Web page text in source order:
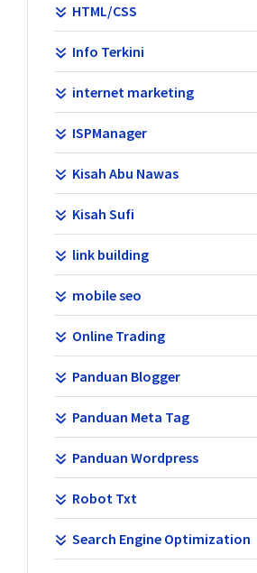
HTML/CSS
Info Terkini
internet marketing
ISPManager
Kisah Abu Nawas
Kisah Sufi
link building
mobile seo
Online Trading
Panduan Blogger
Panduan Meta Tag
Panduan Wordpress
Robot Txt
Search Engine Optimization